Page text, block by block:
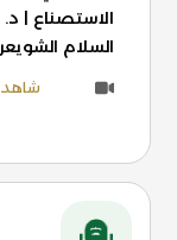
الاستصناع |
السلام الشويعر
شاهد